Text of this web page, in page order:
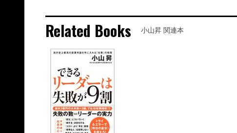
Related Books 小山昇 関連本